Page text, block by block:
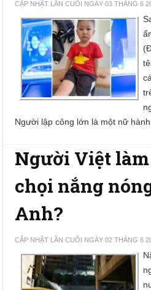
CẬP NHẬT LẦN CUỐI NGÀY 03 THÁNG 6
Người lập công lớn là một nữ
Người Việt
chọi nắng
Anh?
CẬP NHẬT LẦN CUỐI NGÀY 02 THÁNG 6